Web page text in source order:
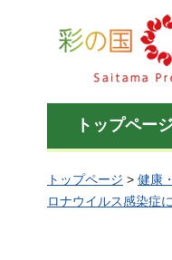
彩の国 埼玉県
トップペー
トップページ > 健康
ロナウイルス感染症